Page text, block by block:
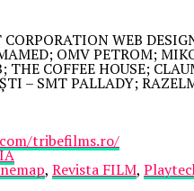
WEB
OMV PETROM;
COFFEE HOUSE;
– SMT PALLADY;
tribefilms.ro/
, Revista FILM,